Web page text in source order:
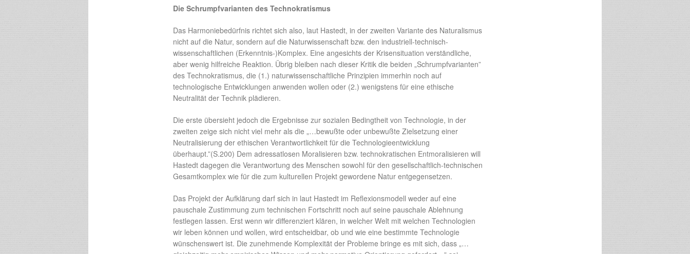
Die Schrumpfvarianten des Technokratismus
Das Harmoniebedürfnis richtet sich also, laut Hastedt, in der zweiten Variante des Naturalismus
nicht auf die Natur, sondern auf die Naturwissenschaft bzw. den industriell-technisch-
wissenschaftlichen (Erkenntnis-)Komplex. Eine angesichts der Krisensituation verständliche,
aber wenig hilfreiche Reaktion. Übrig bleiben nach dieser Kritik die beiden „Schrumpfvarianten”
des Technokratismus, die (1.) naturwissenschaftliche Prinzipien immerhin noch auf
technologische Entwicklungen anwenden wollen oder (2.) wenigstens für eine ethische
Neutralität der Technik plädieren.
Die erste übersieht jedoch die Ergebnisse zur sozialen Bedingtheit von Technologie, in der
zweiten zeige sich nicht viel mehr als die „…bewußte oder unbewußte Zielsetzung einer
Neutralisierung der ethischen Verantwortlichkeit für die Technologieentwicklung
überhaupt.”(S.200) Dem adressatlosen Moralisieren bzw. technokratischen Entmoralisieren will
Hastedt dagegen die Verantwortung des Menschen sowohl für den gesellschaftlich-technischen
Gesamtkomplex wie für die zum kulturellen Projekt gewordene Natur entgegensetzen.
Das Projekt der Aufklärung darf sich in laut Hastedt im Reflexionsmodell weder auf eine
pauschale Zustimmung zum technischen Fortschritt noch auf seine pauschale Ablehnung
festlegen lassen. Erst wenn wir differenziert klären, in welcher Welt mit welchen Technologien
wir leben können und wollen, wird entscheidbar, ob und wie eine bestimmte Technologie
wünschenswert ist. Die zunehmende Komplexität der Probleme bringe es mit sich, dass „…